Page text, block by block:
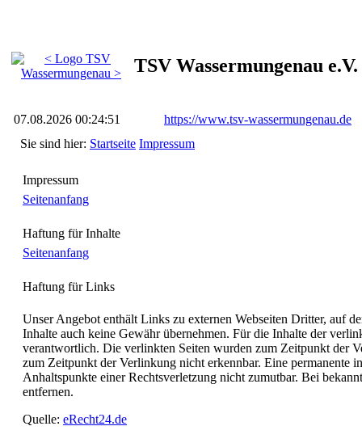
TSV Wassermungenau e.V.
07.08.2026 00:24:51
https://www.tsv-wassermungenau.de
Sie sind hier: Startseite Impressum
Impressum
Seitenanfang
Haftung für Inhalte
Seitenanfang
Haftung für Links
Unser Angebot enthält Links zu externen Webseiten Dritter, auf
Inhalte auch keine Gewähr übernehmen. Für die Inhalte der
verantwortlich. Die verlinkten Seiten wurden zum Zeitpunkt der
zum Zeitpunkt der Verlinkung nicht erkennbar. Eine permanente
Anhaltspunkte einer Rechtsverletzung nicht zumutbar. Bei
entfernen.
Quelle: eRecht24.de